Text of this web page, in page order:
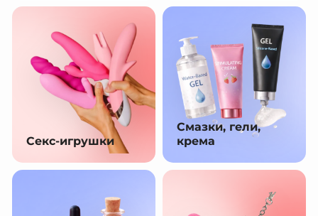
Секс-игрушки
Смазки, гели,
крема